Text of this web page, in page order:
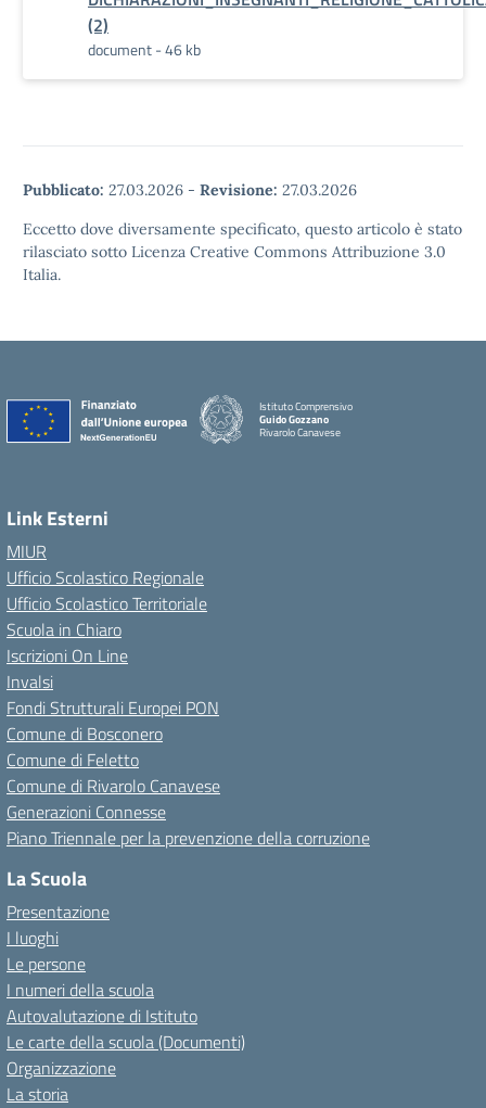
(2)
document - 46 kb
Pubblicato: 27.03.2026 - Revisione: 27.03.2026
Eccetto dove diversamente specificato, questo articolo è stato
rilasciato sotto Licenza Creative Commons Attribuzione 3.0
Italia.
Istituto Comprensivo
Guido Gozzano
Rivarolo Canavese
Link Esterni
MIUR
Ufficio Scolastico Regionale
Ufficio Scolastico Territoriale
Scuola in Chiaro
Iscrizioni On Line
Invalsi
Fondi Strutturali Europei PON
Comune di Bosconero
Comune di Feletto
Comune di Rivarolo Canavese
Generazioni Connesse
Piano Triennale per la prevenzione della corruzione
La Scuola
Presentazione
I luoghi
Le persone
I numeri della scuola
Autovalutazione di Istituto
Le carte della scuola (Documenti)
Organizzazione
La storia